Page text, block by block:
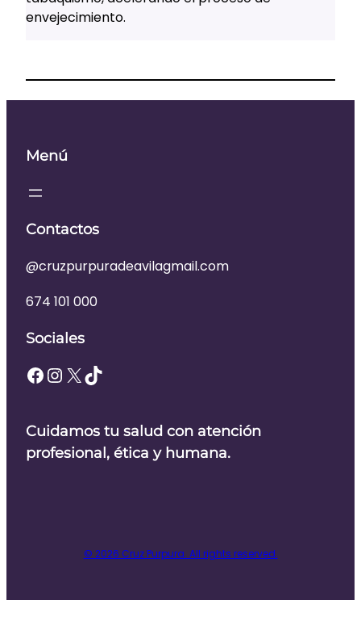
envejecimiento.
Menú
Contactos
@cruzpurpuradeavilagmail.com
674 101 000
Sociales
Facebook InstagramX TikTok
Cuidamos tu salud con atención
profesional, ética y humana.
© 2026 Cruz Purpura. All rights reserved.